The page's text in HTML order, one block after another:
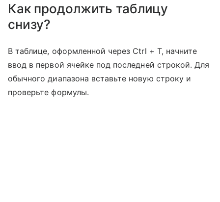
Как продолжить таблицу
снизу?
В таблице, оформленной через Ctrl + T, начните
ввод в первой ячейке под последней строкой. Для
обычного диапазона вставьте новую строку и
проверьте формулы.